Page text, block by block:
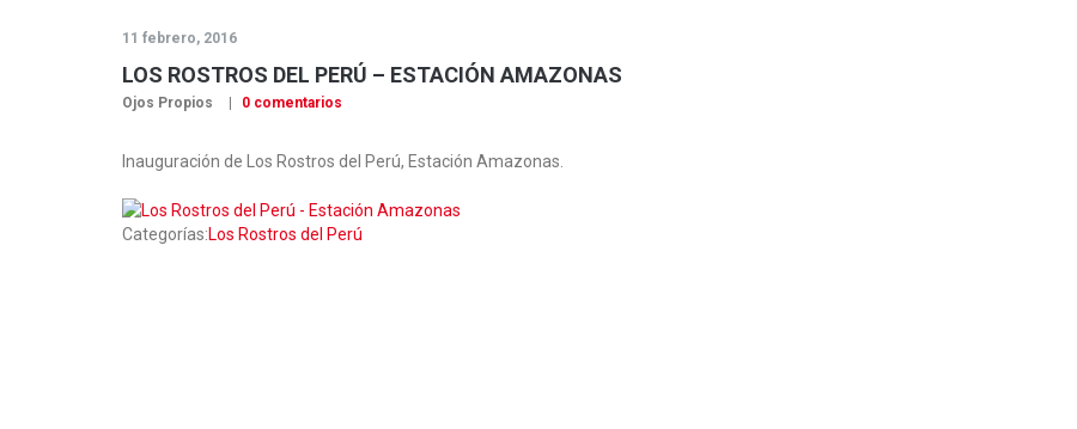
11 febrero, 2016
LOS ROSTROS DEL PERÚ – ESTACIÓN AMAZONAS
Ojos Propios 0 comentarios
Inauguración de Los Rostros del Perú, Estación Amazonas.
Categorías:Los Rostros del Perú